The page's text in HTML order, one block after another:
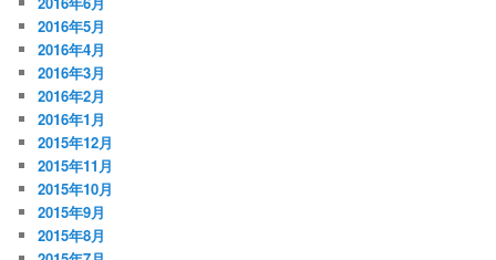
2016年5月
2016年4月
2016年3月
2016年2月
2016年1月
2015年12月
2015年11月
2015年10月
2015年9月
2015年8月